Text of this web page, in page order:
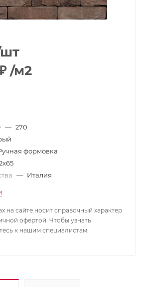
/м2
— 270
формовка
— Италия
на сайте носит справочный характер
офертой. Чтобы узнать
к нашим специалистам.